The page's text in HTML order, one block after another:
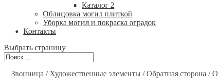
Каталог 2
Облицовка могил плиткой
Уборка могил и покраска оградок
Контакты
Выбрать страницу
Звонница / Художественные элементы /Обратная сторона /